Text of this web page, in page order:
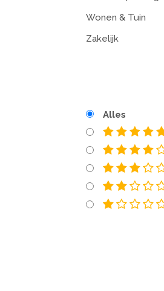
Wonen & Tuin
Zakelijk
Alles